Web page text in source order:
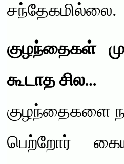
சந்தேகமில்லை.
குழந்தைகள்
கூடாத சில…
குழந்தைகளை
பெற்றோர்